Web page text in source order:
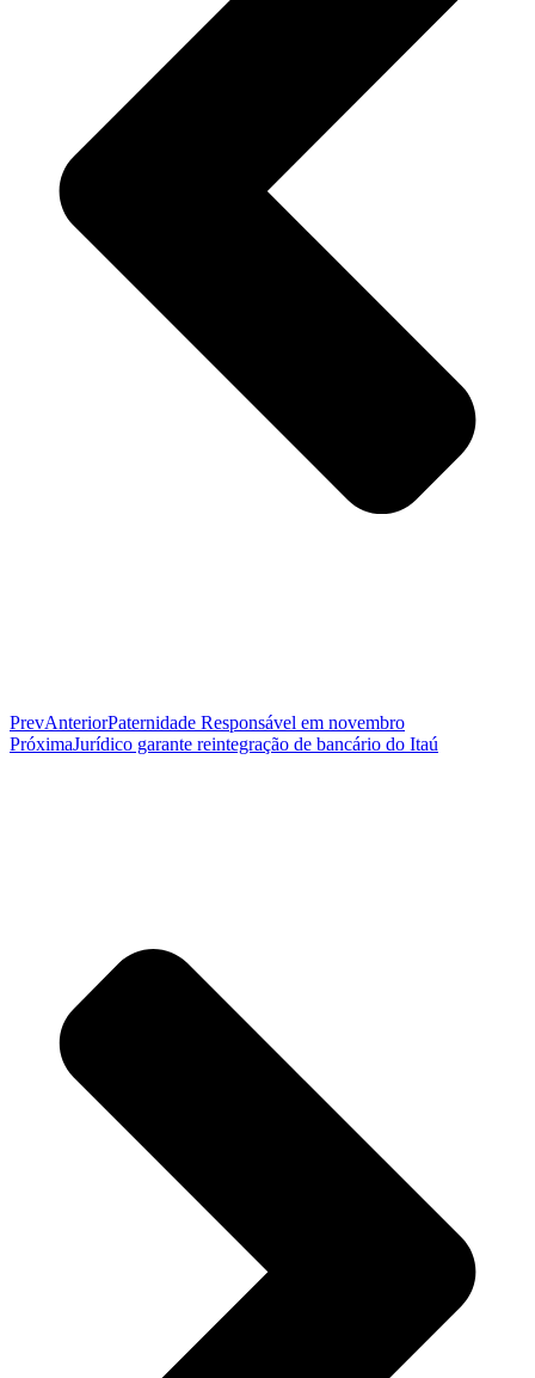
PrevAnteriorPaternidade Responsável em novembro
PróximaJurídico garante reintegração de bancário do Itaú